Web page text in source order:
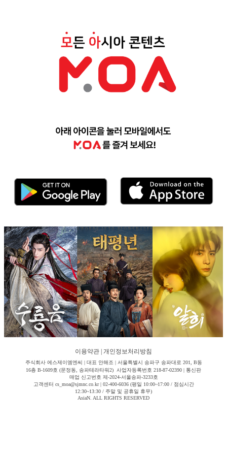
이용약관 개인정보처리방침
주식회사 에스제이엠엔씨 | 대표 안해조 | 서울특별시 송파구 송파대로 201, B동
16층 B-1609호 (문정동, 송파테라타워2) 사업자등록번호 218-87-02390 | 통신판
매업 신고번호 제-2024-서울송파-3233호
고객센터 cs_moa@sjmnc.co.kr | 02-400-6036 (평일 10:00~17:00 / 점심시간
12:30~13:30 / 주말 및 공휴일 휴무)
AsiaN. ALL RIGHTS RESERVED